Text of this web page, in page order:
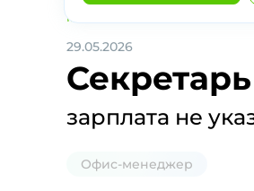
Главная
29.05.2026
зарплата не
Офис-менеджер